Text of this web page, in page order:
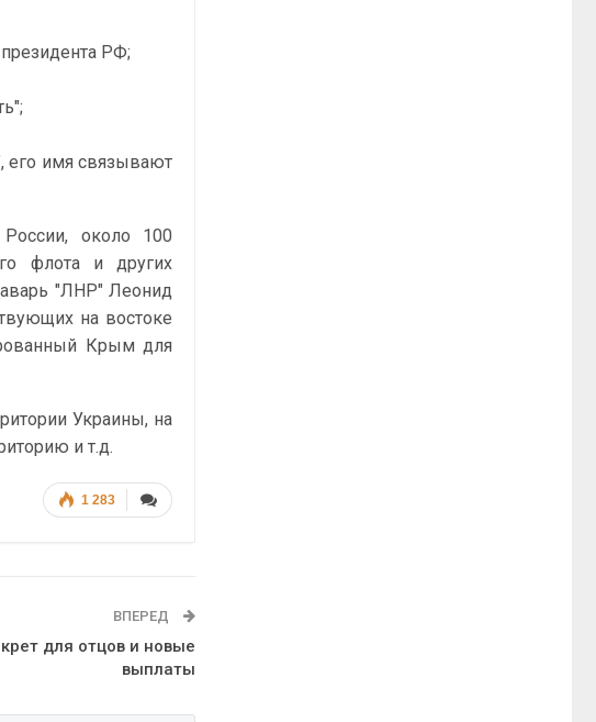
РФ;
его имя связывают
около 100
флота и других
"ЛНР" Леонид
на востоке
Крым для
Украины, на
и т.д.
1 283
ВПЕРЕД
для отцов и новые
выплаты